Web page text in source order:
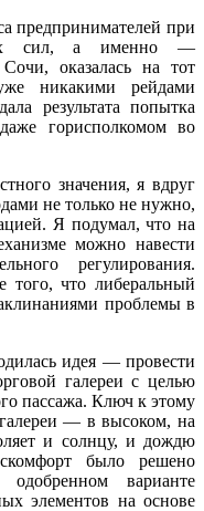
предпринимателей при
сил, а именно —
оказалась на тот
никакими рейдами
результата попытка
горисполкомом во
значения, я вдруг
не только не нужно,
Я подумал, что на
можно навести
регулирования.
того, что либеральный
проблемы в
идея — провести
галереи с целью
пассажа. Ключ к этому
— в высоком, на
и солнцу, и дождю
было решено
варианте
элементов на основе